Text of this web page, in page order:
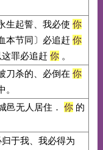
生起誓、我必使 你
本节同〕必追赶 你
罪必追赶 你。
刀杀的、必倒在 你
邑无人居住． 你的
于我、我必得为